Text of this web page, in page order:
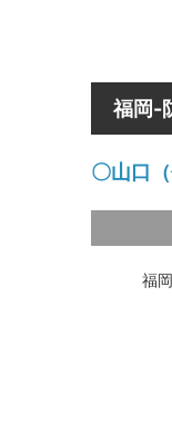
福岡-
〇山口
福